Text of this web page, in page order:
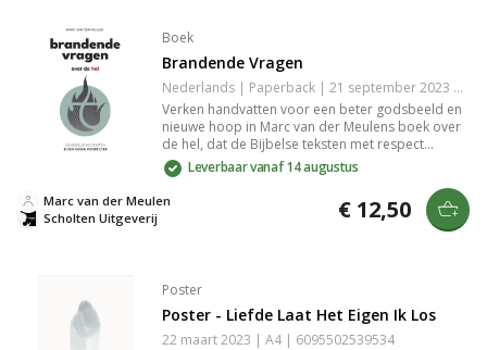
Boek
Brandende Vragen
Nederlands | Paperback | 21 september 2023 | 64 pagina's | Basisbijbel | 9789083355009
Verken handvatten voor een beter godsbeeld en
nieuwe hoop in Marc van der Meulens boek over
de hel, dat de Bijbelse teksten met respect
herinterpreteert. Brandende Vragen biedt een fris
perspectief op eeuwige kwelling en moedigt aan
tot reflectie en dialoog over de hel, passend voor
een tijd waarin dit gesprek zo nodig is.
Leverbaar vanaf 14 augustus
Scholten Uitgeverij
Marc van der Meulen € 12,50
Poster
Poster - Liefde Laat Het Eigen Ik Los
22 maart 2023 | A4 | 6095502539534